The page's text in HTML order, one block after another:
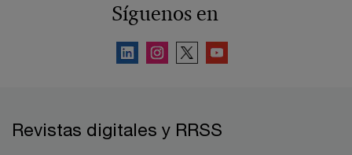
Síguenos en
Revistas digitales y RRSS